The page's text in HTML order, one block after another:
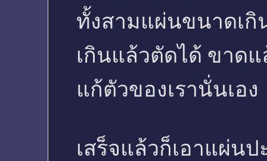
ทั้งสามแผ่นขนาดเกิ
เกินแล้วตัดได้ ขาด
แก้ตัวของเรานั่นเอง
เสร็จแล้วก็เอาแผ่น